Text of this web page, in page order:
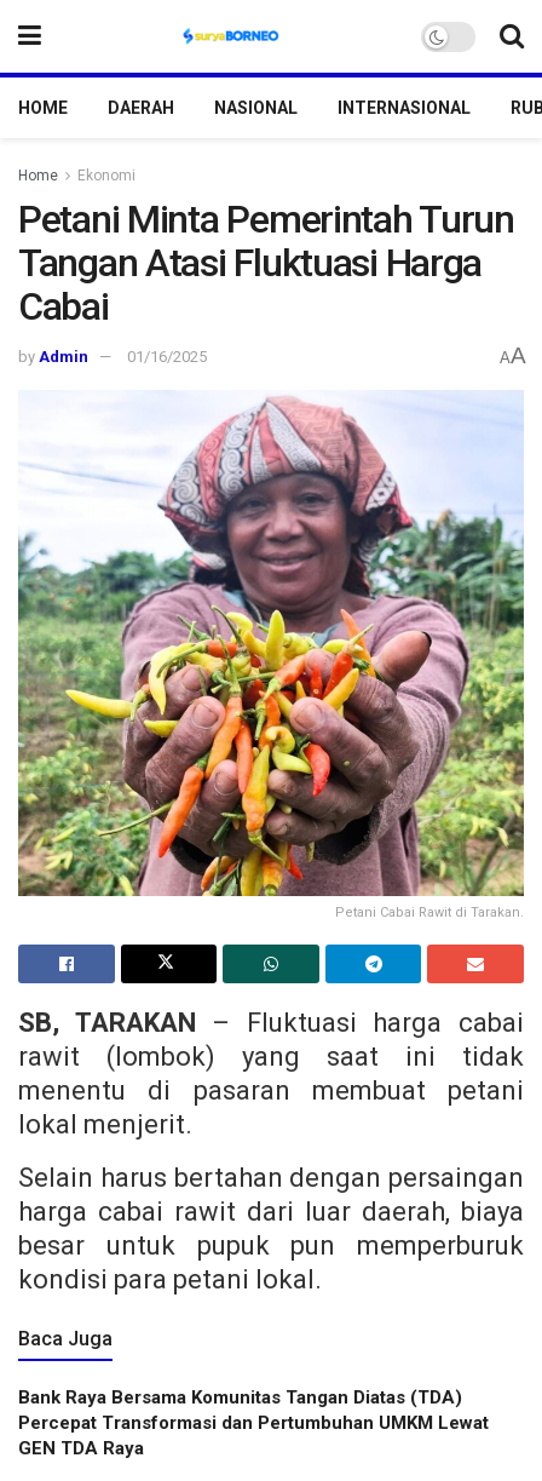
HOME DAERAH NASIONAL INTERNASIONAL
Home Ekonomi
Petani Minta Pemerintah Turun
Tangan Atasi Fluktuasi Harga
Cabai
by Admin 01/16/2025 AA
Petani Cabai Rawit di Tarakan.
SB, TARAKAN – Fluktuasi harga cabai
rawit (lombok) yang saat ini tidak
menentu di pasaran membuat petani
lokal menjerit.
Selain harus bertahan dengan persaingan
harga cabai rawit dari luar daerah, biaya
besar untuk pupuk pun memperburuk
kondisi para petani lokal.
Baca Juga
Bank Raya Bersama Komunitas Tangan Diatas (TDA)
Percepat Transformasi dan Pertumbuhan UMKM Lewat
GEN TDA Raya